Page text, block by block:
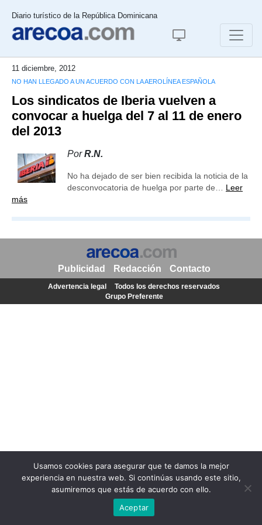
Diario turístico de la República Dominicana
11 diciembre, 2012
NO HAN LLEGADO A UN ACUERDO CON LA AEROLÍNEA ESPAÑOLA
Los sindicatos de Iberia vuelven a
convocar a huelga del 7 al 11 de enero
del 2013
PorR.N.
No ha dejado de ser bien recibida la noticia de la
desconvocatoria de huelga por parte de… Leer
más
Usamos cookies para asegurar que te damos la mejor
experiencia en nuestra web. Si continúas usando este sitio,
asumiremos que estás de acuerdo con ello.
Aceptar
Publicidad Redacción Contacto
Advertencia legal
Todos los derechos reservados
Grupo Preferente